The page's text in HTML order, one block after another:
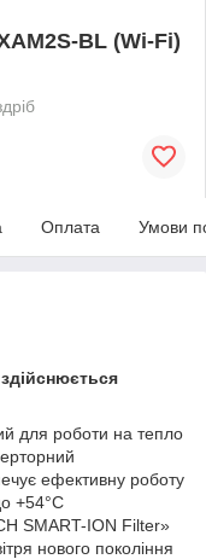
BL (Wi-Fi)
Оплата Умови
для роботи на тепло
ефективну роботу
+54°C
SMART-ION Filter»
нового покоління